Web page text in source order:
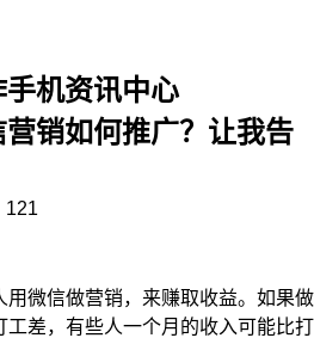
机资讯中心
销如何推广？让我告
121
微信做营销，来赚取收益。如果做
差，有些人一个月的收入可能比打